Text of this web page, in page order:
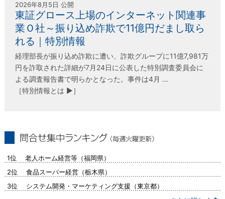
2026年8月5日 公開
東証グロース上場のインターネット関連事
業Ｏ社～振り込め詐欺で11億円だまし取ら
れる｜特別情報
経理部長が振り込め詐欺に遭い、詐欺グループに11億7,981万
円を詐取された詳細が7月24日に公表した特別調査委員会に
よる調査報告書で明らかとなった。事件は4月 …
［特別情報とは ▶］
1位 老人ホーム経営等（福岡県）
2位 食品スーパー経営（栃木県）
3位 システム開発・マーケティング支援（東京都）